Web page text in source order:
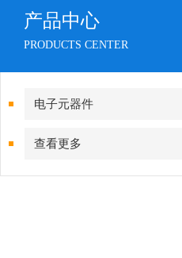
产品中心
PRODUCTS CENTER
电子元器件
查看更多